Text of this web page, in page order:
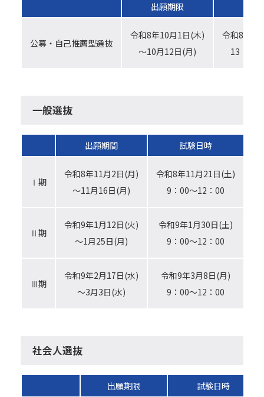
出願期限
公募・自己推薦型選抜
令和8年10月1日(木)
～10月12日(月)
令和8年10
13：30
一般選抜
出願期間 試験日時
Ⅰ期
令和8年11月2日(月)
～11月16日(月)
令和8年11月21日(土)
9：00～12：00
Ⅱ期
令和9年1月12日(火)
～1月25日(月)
令和9年1月30日(土)
9：00～12：00
Ⅲ期
令和9年2月17日(水)
～3月3日(水)
令和9年3月8日(月)
9：00～12：00
社会人選抜
出願期限 試験日時